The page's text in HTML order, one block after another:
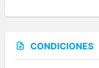
CONDICIONES